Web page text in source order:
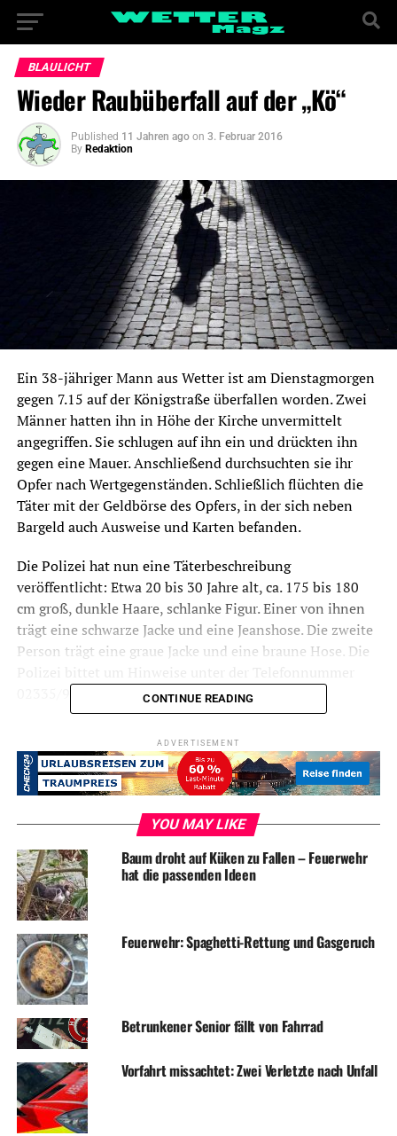
BLAULICHT
Wieder Raubüberfall auf der „Kö“
Published 11 Jahren ago on 3. Februar 2016
By Redaktion
Ein 38-jähriger Mann aus Wetter ist am Dienstagmorgen
gegen 7.15 auf der Königstraße überfallen worden. Zwei
Männer hatten ihn in Höhe der Kirche unvermittelt
angegriffen. Sie schlugen auf ihn ein und drückten ihn
gegen eine Mauer. Anschließend durchsuchten sie ihr
Opfer nach Wertgegenständen. Schließlich flüchten die
Täter mit der Geldbörse des Opfers, in der sich neben
Bargeld auch Ausweise und Karten befanden.
Die Polizei hat nun eine Täterbeschreibung
veröffentlicht: Etwa 20 bis 30 Jahre alt, ca. 175 bis 180
cm groß, dunkle Haare, schlanke Figur. Einer von ihnen
trägt eine schwarze Jacke und eine Jeanshose. Die zweite
Person trägt eine graue Jacke und eine braune Hose. Die
02335/9166-7000.
Symbolfoto / Archiv
ADVERTISEMENT
RELATED TOPICS:
Sirenenalarm am Morgen: explodierter Sicherungskasten
war’s
DON'T MISS
Kanufahrer musste aus der Ruhr gerettet werden
CONTINUE READING
ADVERTISEMENT
YOU MAY LIKE
Baum droht auf Küken zu Fallen – Feuerwehr
hat die passenden Ideen
Feuerwehr: Spaghetti-Rettung und Gasgeruch
Betrunkener Senior fällt von Fahrrad
Vorfahrt missachtet: Zwei Verletzte nach Unfall